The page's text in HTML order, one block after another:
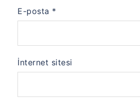
E-posta *
İnternet sitesi